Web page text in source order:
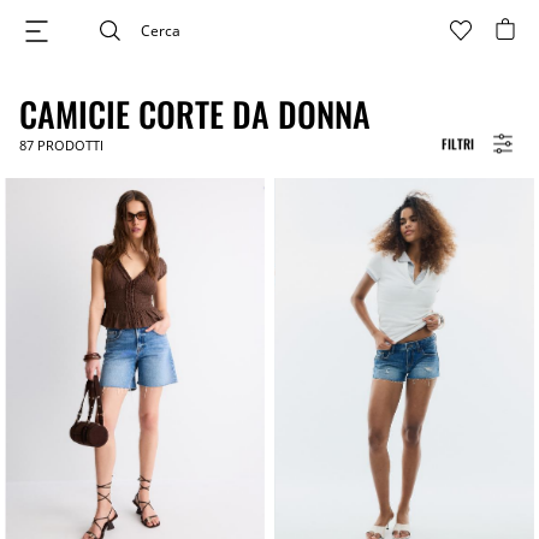
FILTRI
CAMICIE CORTE DA DONNA
87 PRODOTTI